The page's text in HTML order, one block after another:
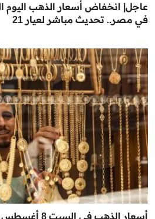
في مصر.. تحديث مباشر لعيار 21